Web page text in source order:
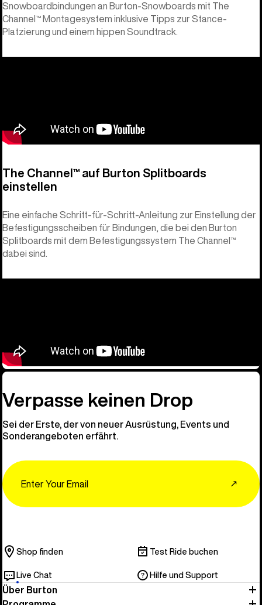
Snowboardbindungen an Burton-Snowboards mit The
Channel™ Montagesystem inklusive Tipps zur Stance-
Platzierung und einem hippen Soundtrack.
The Channel™ auf Burton Splitboards
einstellen
Eine einfache Schritt-für-Schritt-Anleitung zur Einstellung der
Befestigungsscheiben für Bindungen, die bei den Burton
Splitboards mit dem Befestigungssystem The Channel™
dabei sind.
Verpasse keinen Drop
Sei der Erste, der von neuer Ausrüstung, Events und
Sonderangeboten erfährt.
↗
Shop finden Test Ride buchen
Live Chat Hilfe und Support
Über Burton